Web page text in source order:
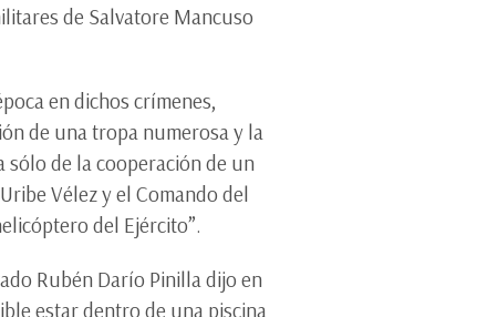
de Salvatore Mancuso
en dichos crímenes,
de una tropa numerosa y la
sólo de la cooperación de un
Vélez y el Comando del
del Ejército”.
Rubén Darío Pinilla dijo en
estar dentro de una piscina